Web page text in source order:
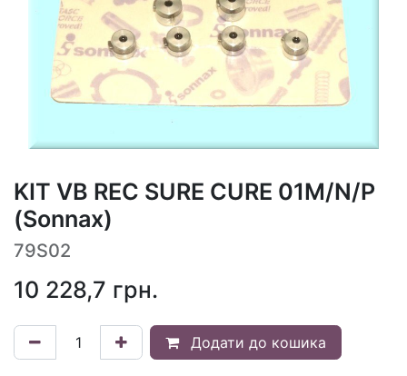
KIT VB REC SURE CURE 01M/N/P
(Sonnax)
79S02
10 228,7 грн.
Додати до кошика